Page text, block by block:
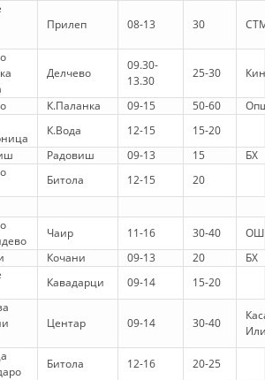
STATUTI I KRYQIT TË KUQ
BORDI DREJTUES
DHE STRUKTURA ORGANIZATIVE
NDERKOMBETARE HUMANITARE
Прилеп 08-13 30
Делчево
09.30-
13.30
25-30
К.Паланка 09-15 50-60
К.Вода 12-15
15-20
Радовиш 09-13 15
БХ
Битола 12-15
20
Чаир 11-16 30-40
ОШ
Кочани 09-13 20
БХ
Кавадарци 09-14 15-20
Центар 09-14 30-40
Битола 12-16 20-25